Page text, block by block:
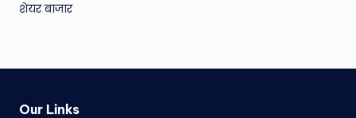
शेयर बाजार
Our Links